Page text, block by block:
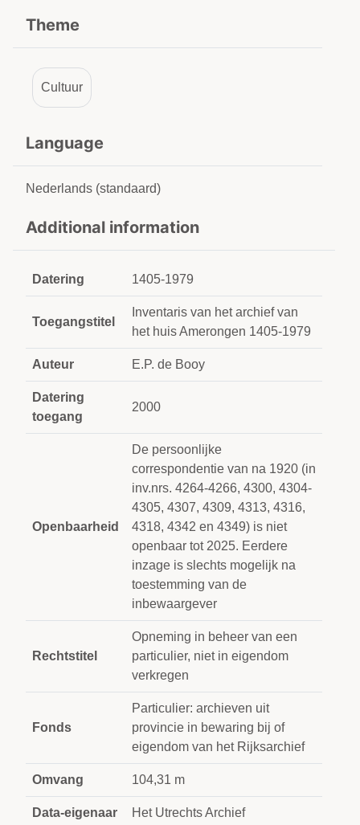
Theme
Cultuur
Language
Nederlands (standaard)
Additional information
Datering 1405-1979
Toegangstitel
Inventaris van het archief van
het huis Amerongen 1405-1979
Auteur E.P. de Booy
Datering
toegang
2000
Openbaarheid
De persoonlijke
correspondentie van na 1920 (in
inv.nrs. 4264-4266, 4300, 4304-
4305, 4307, 4309, 4313, 4316,
4318, 4342 en 4349) is niet
openbaar tot 2025. Eerdere
inzage is slechts mogelijk na
toestemming van de
inbewaargever
Rechtstitel
Opneming in beheer van een
particulier, niet in eigendom
verkregen
Fonds
Particulier: archieven uit
provincie in bewaring bij of
eigendom van het Rijksarchief
Omvang 104,31 m
Data-eigenaar Het Utrechts Archief